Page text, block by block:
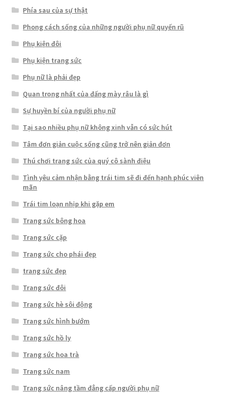
Phía sau của sự thật
Phong cách sống của những người phụ nữ quyến rũ
Phụ kiện đôi
Phụ kiện trang sức
Phụ nữ là phải đẹp
Quan trọng nhất của đấng mày râu là gì
Sự huyền bí của người phụ nữ
Tại sao nhiều phụ nữ không xinh vẫn có sức hút
Tâm đơn giản cuộc sống cũng trở nên giản đơn
Thú chơi trang sức của quý cô sành điệu
Tình yêu cảm nhận bằng trái tim sẽ đi đến hạnh phúc viên
mãn
Trái tim loạn nhịp khi gặp em
Trang sức bông hoa
Trang sức cặp
Trang sức cho phái đẹp
trang sức đẹp
Trang sức đôi
Trang sức hè sôi động
Trang sức hình bướm
Trang sức hồ ly
Trang sức hoa trà
Trang sức nam
Trang sức nâng tầm đẳng cấp người phụ nữ